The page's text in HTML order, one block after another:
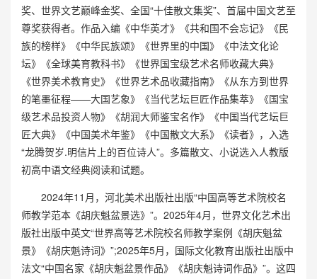
奖、世界文艺巅峰金奖、全国“十佳散文集奖”、首届中国文艺至
尊奖获得者。作品入编《中华英才》《共和国不会忘记》《民
族的榜样》《中华民族颂》《世界里的中国》《中法文化论
坛》《全球美育教科书》《世界国宝级艺术名师收藏大典》
《世界美术教育史》《世界艺术品收藏指南》《从东方到世界
的笔墨征程——大国艺象》《当代艺坛巨匠作品集萃》《国宝
级艺术品投资人物》《胡润大师鉴宝名作》《中国当代艺坛巨
匠大典》《中国美术年鉴》《中国散文大系》《读者》，入选
“龙腾贺岁.明信片上的百位诗人”。多篇散文、小说选入人教版
初高中语文经典阅读和试题。
2024年11月，河北美术出版社出版“中国高等艺术院校名
师教学范本《胡庆魁盆景选》”。2025年4月，世界文化艺术出
版社出版中英文“世界高等艺术院校名师教学案例《胡庆魁盆
景》《胡庆魁诗词》”;2025年5月，国际文化教育出版社出版中
法文“中国名家《胡庆魁盆景作品》《胡庆魁诗词作品》”。这四